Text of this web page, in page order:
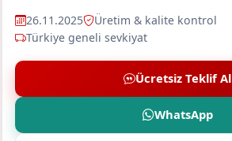
26.11.2025
Üretim & kalite kontrol
Türkiye geneli sevkiyat
Ücretsiz Teklif Al
WhatsApp